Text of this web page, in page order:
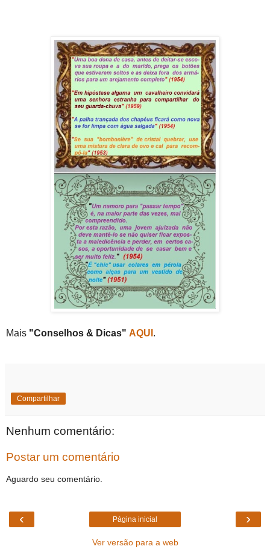
Mais "Conselhos & Dicas" AQUI .
Compartilhar
Nenhum comentário:
Postar um comentário
Aguardo seu comentário.
‹ ›
Página inicial
Ver versão para a web